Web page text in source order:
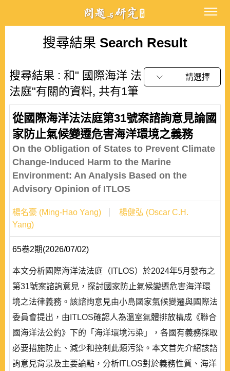
搜尋結果 Search Result
搜尋結果 : 和" 國際海洋 法
法庭"有關的資料, 共有1筆
請選擇
從國際海洋法法庭第31號案諮詢意見論國
家防止氣候變遷危害海洋環境之義務
On the Obligation of States to Prevent Climate
Change-Induced Harm to the Marine
Environment: An Analysis Based on the
Advisory Opinion of ITLOS
楊名豪 (Ming-Hao Yang)
楊健弘 (Oscar C.H.
Yang)
65卷2期(2026/07/02)
本文分析國際海洋法法庭（ITLOS）於2024年5月發布之
第31號案諮詢意見，探討國家防止氣候變遷危害海洋環
境之法律義務。該諮詢意見由小島國家氣候變遷與國際法
委員會提出，由ITLOS確認人為溫室氣體排放構成《聯合
國海洋法公約》下的「海洋環境污染」，各國有義務採取
必要措施防止、減少和控制此類污染。本文首先介紹該諮
詢意見背景及主要論點，分析ITLOS對於義務性質、海洋